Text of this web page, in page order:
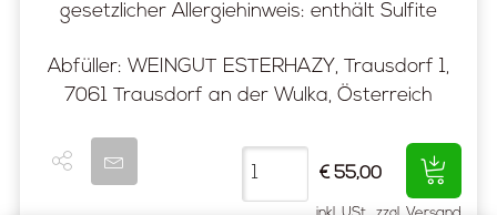
gesetzlicher Allergiehinweis: enthält Sulfite
Abfüller: WEINGUT ESTERHAZY, Trausdorf 1,
7061 Trausdorf an der Wulka, Österreich
€ 55,00